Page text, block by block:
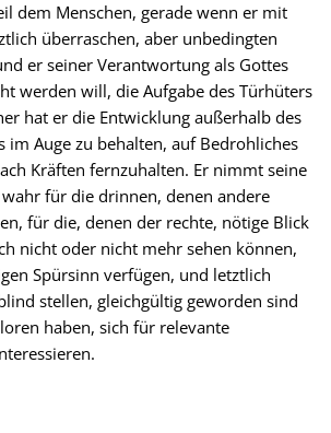
dem Menschen, gerade wenn er mit
überraschen, aber unbedingten
er seiner Verantwortung als Gottes
werden will, die Aufgabe des Türhüters
hat er die Entwicklung außerhalb des
im Auge zu behalten, auf Bedrohliches
Kräften fernzuhalten. Er nimmt seine
für die drinnen, denen andere
für die, denen der rechte, nötige Blick
nicht oder nicht mehr sehen können,
Spürsinn verfügen, und letztlich
stellen, gleichgültig geworden sind
haben, sich für relevante